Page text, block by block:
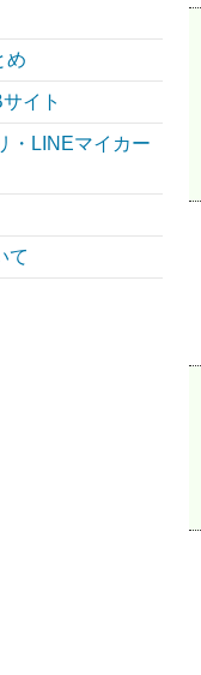
め
イト
・LINEマイカー
て